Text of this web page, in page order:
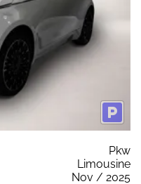
Pkw
Limousine
Nov / 2025